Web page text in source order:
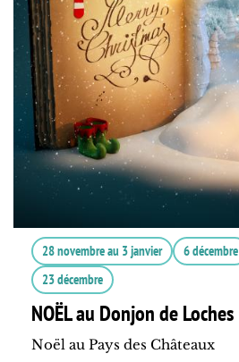
28 novembreau 3 janvier 6 décembre
23 décembre
NOËL au Donjon de Loches
Noël au Pays des Châteaux